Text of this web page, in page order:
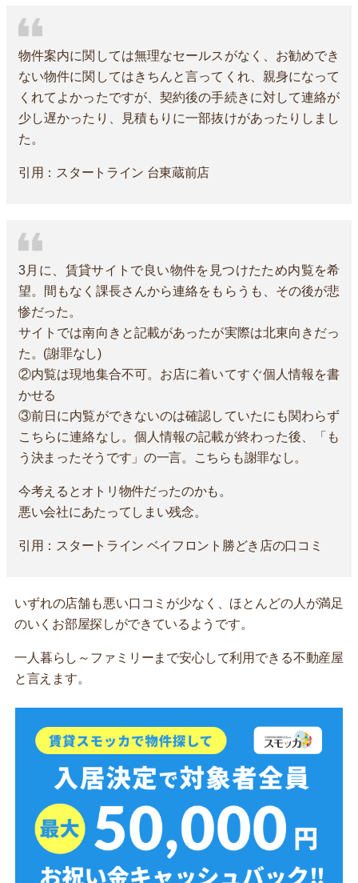
物件案内に関しては無理なセールスがなく、お勧めでき
ない物件に関してはきちんと言ってくれ、親身になって
くれてよかったですが、契約後の手続きに対して連絡が
少し遅かったり、見積もりに一部抜けがあったりしまし
た。
引用：スタートライン 台東蔵前店
3月に、賃貸サイトで良い物件を見つけたため内覧を希
望。間もなく課長さんから連絡をもらうも、その後が悲
惨だった。
サイトでは南向きと記載があったが実際は北東向きだっ
た。(謝罪なし)
②内覧は現地集合不可。お店に着いてすぐ個人情報を書
かせる
③前日に内覧ができないのは確認していたにも関わらず
こちらに連絡なし。個人情報の記載が終わった後、「も
う決まったそうです」の一言。こちらも謝罪なし。
今考えるとオトリ物件だったのかも。
悪い会社にあたってしまい残念。
引用：スタートライン ベイフロント勝どき店の口コミ
いずれの店舗も悪い口コミが少なく、ほとんどの人が満足
のいくお部屋探しができているようです。
一人暮らし～ファミリーまで安心して利用できる不動産屋
と言えます。